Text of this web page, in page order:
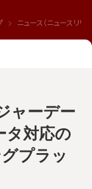
ニュース（ニュースリリー
ャーデー
タ対応の
プラッ